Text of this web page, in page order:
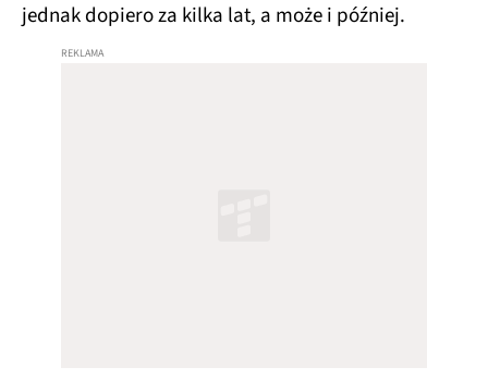
jednak dopiero za kilka lat, a może i później.